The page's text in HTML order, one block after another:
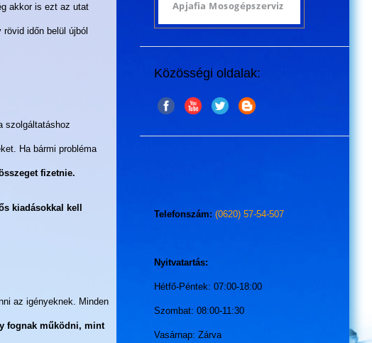
akkor is ezt az utat
időn belül újból
szolgáltatáshoz
Ha bármi probléma
fizetnie.
kiadásokkal kell
az igényeknek. Minden
fognak működni, mint
Közösségi oldalak:
Telefonszám: (0620) 57-54-507
Nyitvatartás:
Hétfő-Péntek: 07:00-18:00
Szombat: 08:00-11:30
Vasárnap: Zárva